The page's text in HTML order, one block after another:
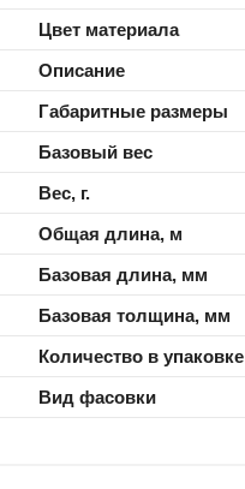
Цвет материала
Описание
Габаритные размеры
Базовый вес
Вес, г.
Общая длина, м
Базовая длина, мм
Базовая толщина, мм
Количество в упаковке
Вид фасовки